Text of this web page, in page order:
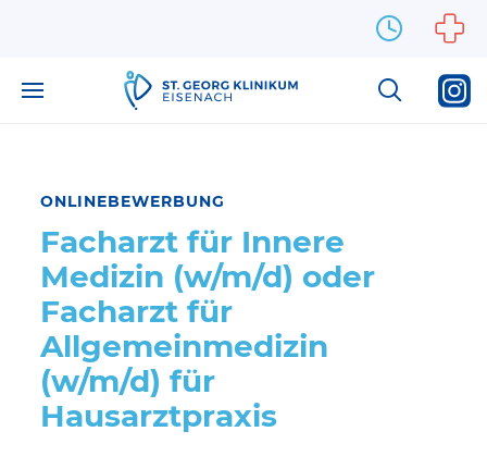
ONLINEBEWERBUNG
Facharzt für Innere
Medizin (w/m/d) oder
Facharzt für
Allgemeinmedizin
(w/m/d) für
Hausarztpraxis